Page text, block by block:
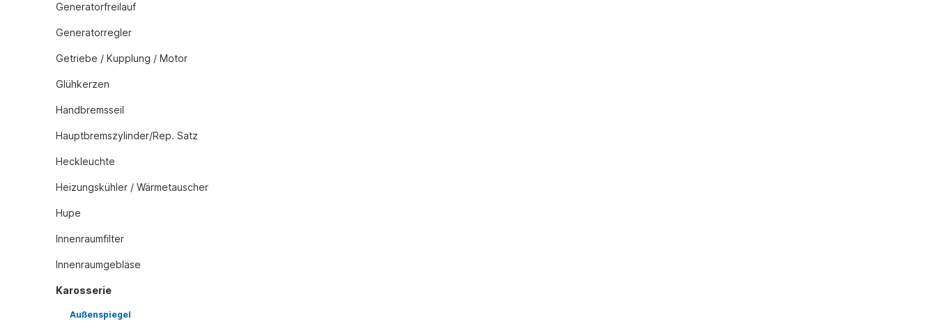
Generatorfreilauf
Generatorregler
Getriebe / Kupplung / Motor
Glühkerzen
Handbremsseil
Hauptbremszylinder/Rep. Satz
Heckleuchte
Heizungskühler / Wärmetauscher
Hupe
Innenraumfilter
Innenraumgebläse
Karosserie
Außenspiegel